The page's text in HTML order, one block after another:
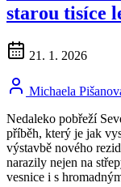
starou tisíce
21. 1. 2026
Michaela
Nedaleko pobřeží
příběh, který je jak
výstavbě nového
narazily nejen na
vesnice i s